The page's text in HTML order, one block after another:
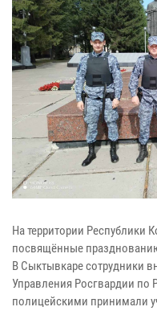
На территории Республики
посвящённые
В Сыктывкаре сотрудники
Управления Росгвардии по
полицейскими принимали